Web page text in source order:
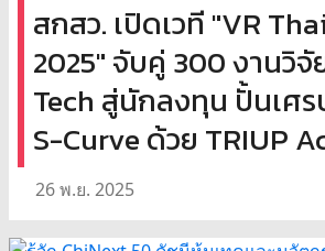
สกสว. เปิดเวที "VR
2025" จับคู่ 300 งานวิจั
Tech สู่นักลงทุน ปั้นเศ
S-Curve ด้วย TRIUP
26 พ.ย. 2025